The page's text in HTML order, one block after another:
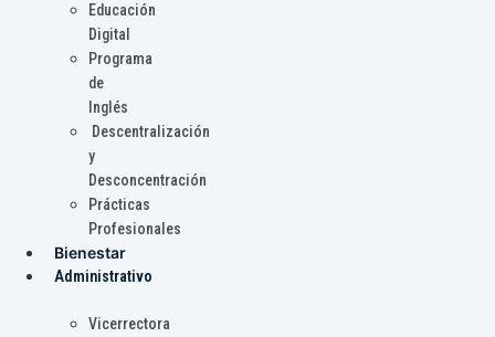
Educación
Digital
Programa
de
Inglés
Descentralización
y
Desconcentración
Prácticas
Profesionales
Bienestar
Administrativo
Vicerrectora